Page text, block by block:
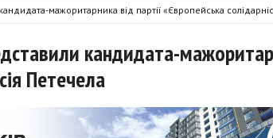
мажоритарника від партії «Європейська
кандидата-
Петечела